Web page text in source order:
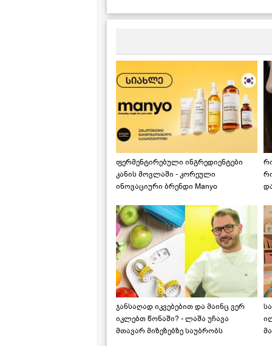
მოამზადებთ
ფერმენტირებული ინგრედიენტები
კანის მოვლაში - კორეული
ინოვაციური ბრენდი Manyo
ჯანსაღად იკვებებით და მაინც ვერ
იკლებთ წონაში? - ლაშა უჩავა
მთავარ მიზეზებზე საუბრობს